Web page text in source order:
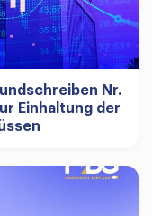
Nr.
Einhaltung der